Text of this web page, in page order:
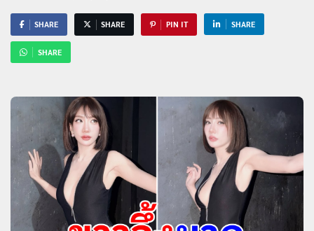
SHARE SHARE PIN IT SHARE
SHARE